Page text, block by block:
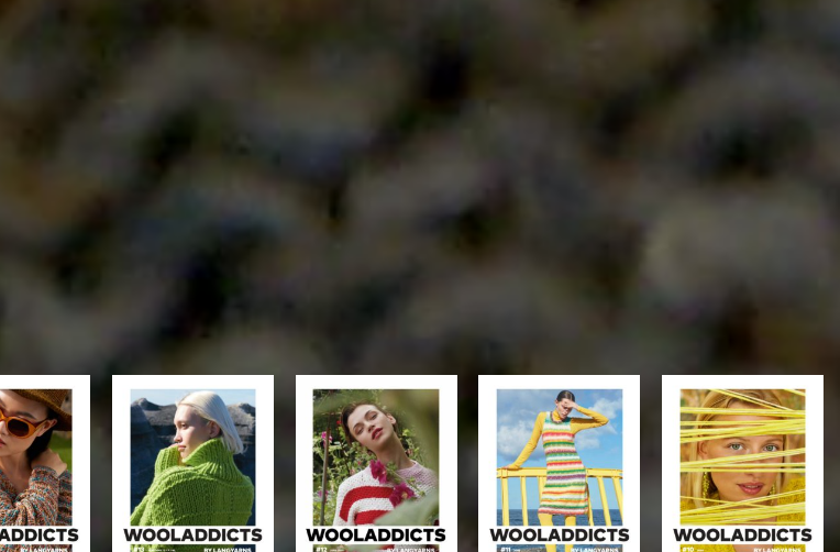
Auf die
Wunschliste
Auf die
Wunschliste
Auf die
Wunschliste
Auf die
Wunschliste
Auf die
Wunschliste